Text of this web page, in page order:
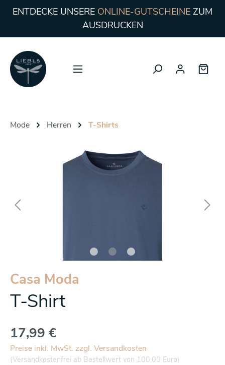
ENTDECKE UNSERE ONLINE-GUTSCHEINE ZUM
AUSDRUCKEN
Mode Herren T-Shirts
Casa Moda
T-Shirt
17,99 €
Preise inkl. MwSt. zzgl. Versandkosten
(Versandkostenfrei ab Bestellwert von 100,00 Euro)